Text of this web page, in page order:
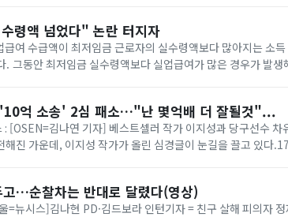
령액 넘었다" 논란 터지자
여 수급액이 최저임금 근로자의 실수령액보다 많아지는 소
로
'10억 소송' 2심 패소…"난 몇억배 더 잘될것"...
[OSEN=김나연 기자] 베스트셀러 작가 이지성과 당구선수 차
진 가운데, 이지성 작가가 올린 심경글이 눈길을 끌고 있다
…순찰차는 반대로 달렸다(영상)
=뉴시스]김나현 PD·김드보라 인턴기자 = 친구 살해 피의자